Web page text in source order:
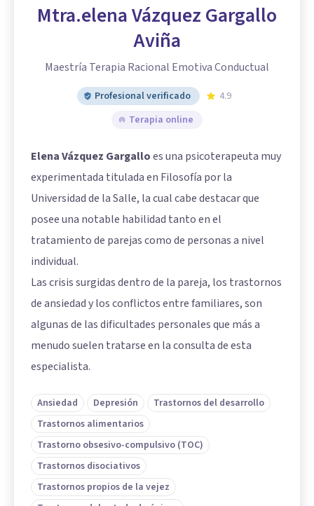
Mtra.elena Vázquez Gargallo
Aviña
Maestría Terapia Racional Emotiva Conductual
Profesional verificado
4.9
Terapia online
Elena Vázquez Gargalloes una psicoterapeuta muy
experimentada titulada en Filosofía por la
Universidad de la Salle, la cual cabe destacar que
posee una notable habilidad tanto en el
tratamiento de parejas como de personas a nivel
individual.
Las crisis surgidas dentro de la pareja, los trastornos
de ansiedad y los conflictos entre familiares, son
algunas de las dificultades personales que más a
menudo suelen tratarse en la consulta de esta
especialista.
Ansiedad Depresión
Trastornos del desarrollo
Trastornos alimentarios
Trastorno obsesivo-compulsivo (TOC)
Trastornos disociativos
Trastornos propios de la vejez